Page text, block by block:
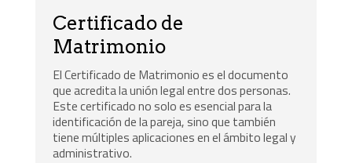
Certificado de
Matrimonio
El Certificado de Matrimonio es el documento
que acredita la unión legal entre dos personas.
Este certificado no solo es esencial para la
identificación de la pareja, sino que también
tiene múltiples aplicaciones en el ámbito legal y
administrativo.